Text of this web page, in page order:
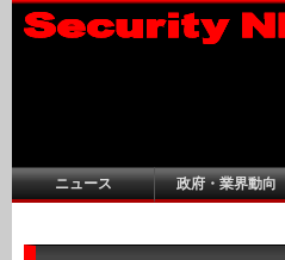
ニュース 政府・業界動向